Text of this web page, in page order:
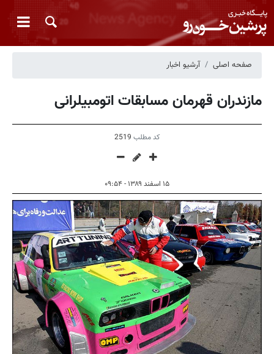
صفحه اصلی آرشیو اخبار
مازندران قهرمان مسابقات اتومبیلرانی
کد مطلب 2519
۱۵ اسفند ۱۳۸۹ - ۰۹:۵۴